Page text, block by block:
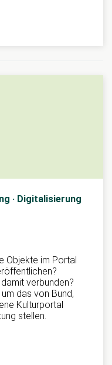
· Digitalisierung
Objekte im Portal
verbunden?
das von Bund,
Kulturportal
stellen.